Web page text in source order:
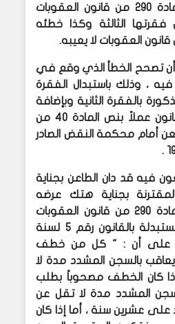
خطأ الحكم بتخصيص المادة 290 من قانون العقوبات
فقرتها الثالثة وكذا خطئه
تصحح الخطأ الذي وقع في
، وذلك باستبدال الفقرة
من المادة 290 المذكورة بالفقرة الثانية وبإضافة
المادة 325 من نفس القانون عملاً بنص المادة 40 من
أمام محكمة النقض الصادر
فيه قد دان الطاعن بجناية
بجناية هتك عرضه
المنصوص عليها في المادة 290 من قانون العقوبات
في فقرتها الثالثة والمستبدلة بالقانون رقم 5 لسنة
على أن : " كل من خطف
يعاقب بالسجن المشدد مدة لا
كان الخطف مصحوباً بطلب
المشدد مدة لا تقل عن
عشرين سنة ، أما إذا كان